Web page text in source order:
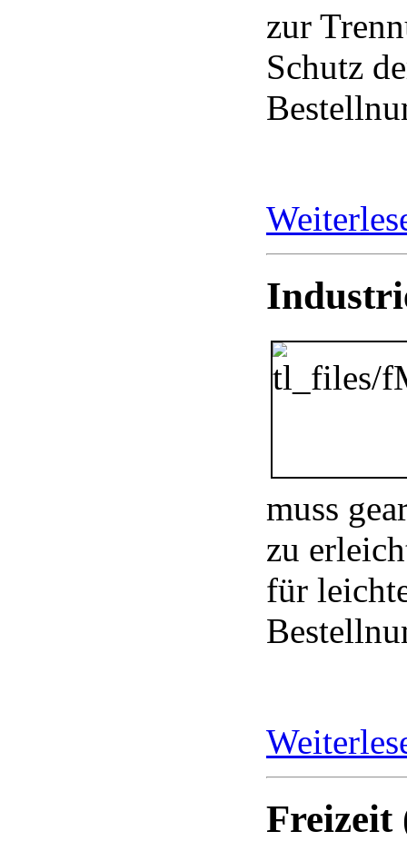
zur
Schutz
muss
zu
für
Freizeit